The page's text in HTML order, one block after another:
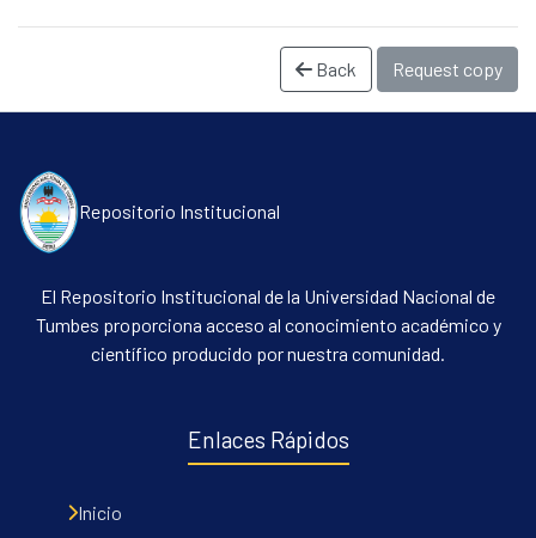
Communities & Collections
All of DSpace
Statistics
Contacto
Back Request copy
Repositorio Institucional
El Repositorio Institucional de la Universidad Nacional de
Tumbes proporciona acceso al conocimiento académico y
científico producido por nuestra comunidad.
Enlaces Rápidos
Inicio